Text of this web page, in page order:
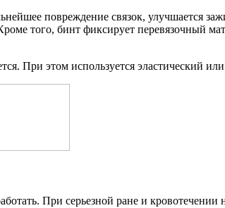
повреждение связок, улучшается
того, бинт фиксирует перевязочный
При этом используется эластический
При серьезной ране и